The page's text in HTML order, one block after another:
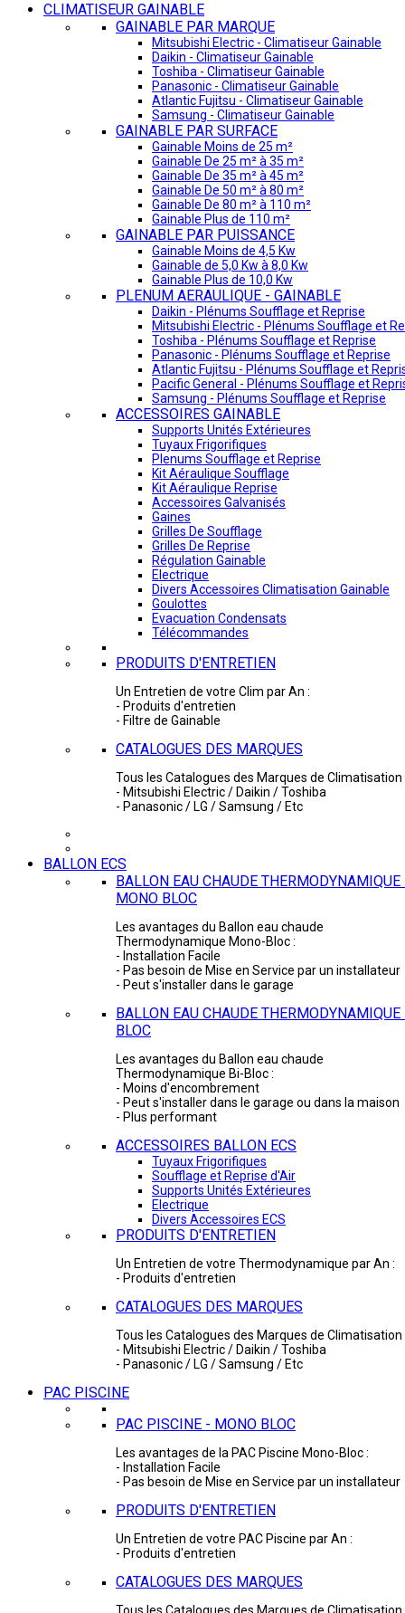
CLIMATISEUR GAINABLE
GAINABLE PAR MARQUE
Mitsubishi Electric - Climatiseur Gainable
Daikin - Climatiseur Gainable
Toshiba - Climatiseur Gainable
Panasonic - Climatiseur Gainable
Atlantic Fujitsu - Climatiseur Gainable
Samsung - Climatiseur Gainable
GAINABLE PAR SURFACE
Gainable Moins de 25 m²
Gainable De 25 m² à 35 m²
Gainable De 35 m² à 45 m²
Gainable De 50 m² à 80 m²
Gainable De 80 m² à 110 m²
Gainable Plus de 110 m²
GAINABLE PAR PUISSANCE
Gainable Moins de 4,5 Kw
Gainable de 5,0 Kw à 8,0 Kw
Gainable Plus de 10,0 Kw
PLENUM AERAULIQUE - GAINABLE
Daikin - Plénums Soufflage et Reprise
Mitsubishi Electric - Plénums Soufflage et
Toshiba - Plénums Soufflage et Reprise
Panasonic - Plénums Soufflage et Reprise
Atlantic Fujitsu - Plénums Soufflage et
Pacific General - Plénums Soufflage et
Samsung - Plénums Soufflage et Reprise
ACCESSOIRES GAINABLE
Supports Unités Extérieures
Tuyaux Frigorifiques
Plenums Soufflage et Reprise
Kit Aéraulique Soufflage
Kit Aéraulique Reprise
Accessoires Galvanisés
Gaines
Grilles De Soufflage
Grilles De Reprise
Régulation Gainable
Electrique
Divers Accessoires Climatisation Gainable
Goulottes
Evacuation Condensats
Télécommandes
PRODUITS D'ENTRETIEN
Un Entretien de votre Clim par An :
- Produits d'entretien
- Filtre de Gainable
CATALOGUES DES MARQUES
Tous les Catalogues des Marques de Climatisation
- Mitsubishi Electric / Daikin / Toshiba
- Panasonic / LG / Samsung / Etc
BALLON ECS
BALLON EAU CHAUDE THERMODYNAMIQUE
MONO BLOC
Les avantages du Ballon eau chaude
Thermodynamique Mono-Bloc :
- Installation Facile
- Pas besoin de Mise en Service par un installateur
- Peut s'installer dans le garage
BALLON EAU CHAUDE
BLOC
Les avantages du Ballon eau chaude
Thermodynamique Bi-Bloc :
- Moins d'encombrement
- Peut s'installer dans le garage ou dans la maison
- Plus performant
ACCESSOIRES BALLON ECS
Tuyaux Frigorifiques
Soufflage et Reprise d'Air
Supports Unités Extérieures
Electrique
Divers Accessoires ECS
PRODUITS D'ENTRETIEN
Un Entretien de votre Thermodynamique par An :
- Produits d'entretien
CATALOGUES DES MARQUES
Tous les Catalogues des Marques de Climatisation
- Mitsubishi Electric / Daikin / Toshiba
- Panasonic / LG / Samsung / Etc
PAC PISCINE
PAC PISCINE - MONO BLOC
Les avantages de la PAC Piscine Mono-Bloc :
- Installation Facile
- Pas besoin de Mise en Service par un installateur
PRODUITS D'ENTRETIEN
Un Entretien de votre PAC Piscine par An :
- Produits d'entretien
CATALOGUES DES MARQUES